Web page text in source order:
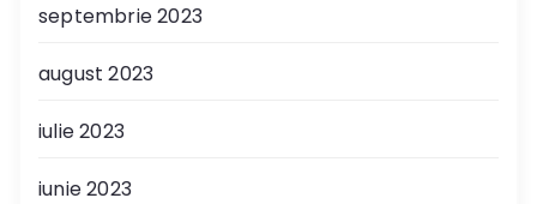
septembrie 2023
august 2023
iulie 2023
iunie 2023